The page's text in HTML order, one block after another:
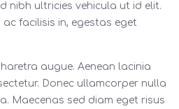
nibh ultricies vehicula ut id elit.
facilisis in, egestas eget
augue. Aenean lacinia
Donec ullamcorper nulla
Maecenas sed diam eget risus